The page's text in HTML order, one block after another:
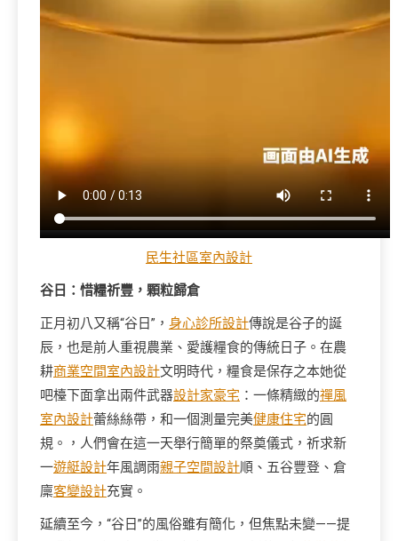
民生社區室內設計
谷日：惜糧祈豐，顆粒歸倉
正月初八又稱“谷日”， 身心診所設計傳說是谷子的誕
辰，也是前人重視農業、愛護糧食的傳統日子。在農
耕商業空間室內設計文明時代，糧食是保存之本她從
吧檯下面拿出兩件武器設計家豪宅 ：一條精緻的禪風
室內設計蕾絲絲帶，和一個測量完美健康住宅的圓
規。，人們會在這一天舉行簡單的祭奠儀式，祈求新
一遊艇設計年風調雨親子空間設計順、五谷豐登、倉
廩客變設計充實。
延續至今，“谷日”的風俗雖有簡化，但焦點未變——提